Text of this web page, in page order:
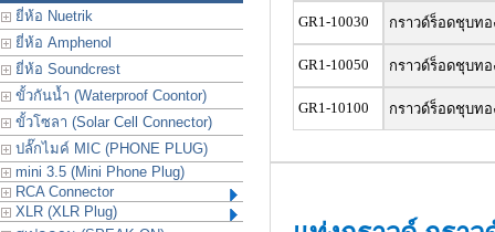
ยี่ห้อ Nuetrik
ยี่ห้อ Amphenol
ยี่ห้อ Soundcrest
ขั้วกันน้ำ (Waterproof Coontor)
ขั้วโซลา (Solar Cell Connector)
ปลั๊กไมค์ MIC (PHONE PLUG)
mini 3.5 (Mini Phone Plug)
RCA Connector
XLR (XLR Plug)
GR1-10030 กราวด์ร็อดชุบทอ
GR1-10050 กราวด์ร็อดชุบทอ
GR1-10100 กราวด์ร็อดชุบทอ